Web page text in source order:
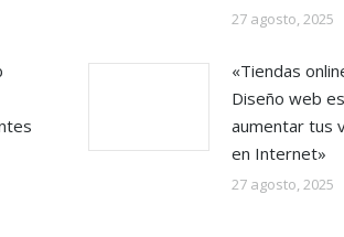
27 agosto, 2025
«Tiendas
Diseño web
aumentar tus
en Internet»
27 agosto, 2025